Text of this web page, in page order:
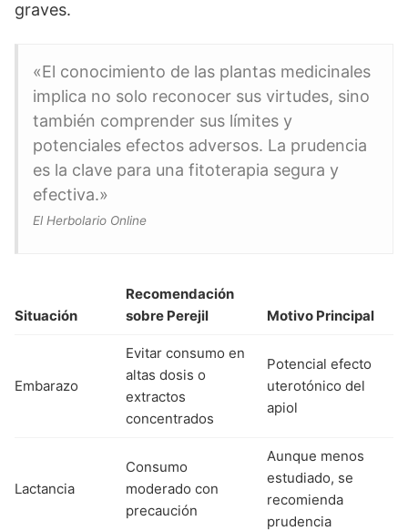
graves.
«El conocimiento de las plantas medicinales
implica no solo reconocer sus virtudes, sino
también comprender sus límites y
potenciales efectos adversos. La prudencia
es la clave para una fitoterapia segura y
efectiva.»
El Herbolario Online
Situación
Recomendación
sobre Perejil
Motivo Principal
Embarazo
Evitar consumo en
altas dosis o
extractos
concentrados
Potencial efecto
uterotónico del
apiol
Lactancia
Consumo
moderado con
precaución
Aunque menos
estudiado, se
recomienda
prudencia